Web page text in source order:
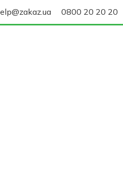
0800 20 20 20